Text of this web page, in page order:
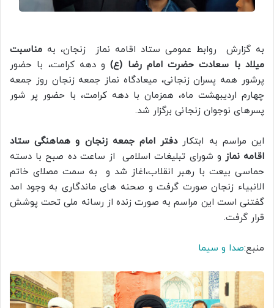
به گزارش روابط عمومی ستاد اقامه نماز زنجان، به مناسبت
میلاد با سعادت حضرت امام رضا (ع)و دهه کرامت، با حضور
پرشور همه پسران زنجانی، میعادگاه نماز جمعه زنجان روز جمعه
چهارم اردیبهشت ماه، همزمان با دهه کرامت، با حضور پر شور
پسر‌های نوجوان زنجانی برگزار شد.
این مراسم به ابتکاردفتر امام جمعه زنجان و هماهنگی ستاد
اقامه نماز و شورای تبلیغات اسلامی از ساعت ده صبح با دسته
حماسی بیعت با رهبر انقلاب،اغاز شد و به سمت مصلای خاتم
الانبیاء زنجان صورت گرفت و صحنه های ماندگاری به وجود امد
گفتنی است این مراسم به صورت زنده از رسانه ملی تحت پوشش
قرار گرفت.
منبع:صدا و سیما